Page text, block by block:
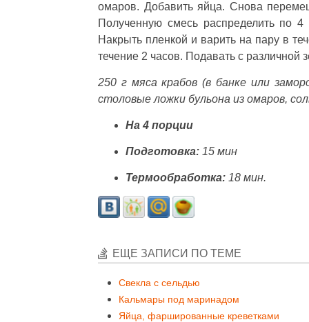
омаров. Добавить яйца. Снова
Полученную смесь распределить по
Накрыть пленкой и варить на пару в
течение 2 часов. Подавать с различной
250 г мяса крабов (в банке или
столовые ложки бульона из омаров,
На 4 порции
Подготовка: 15 мин
Термообработка: 18 мин.
ЕЩЕ ЗАПИСИ ПО ТЕМЕ
Свекла с сельдью
Кальмары под маринадом
Яйца, фаршированные креветками